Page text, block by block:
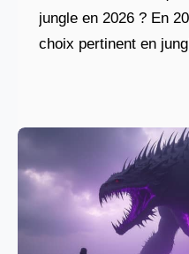
jungle en 2026 ? En
choix pertinent en